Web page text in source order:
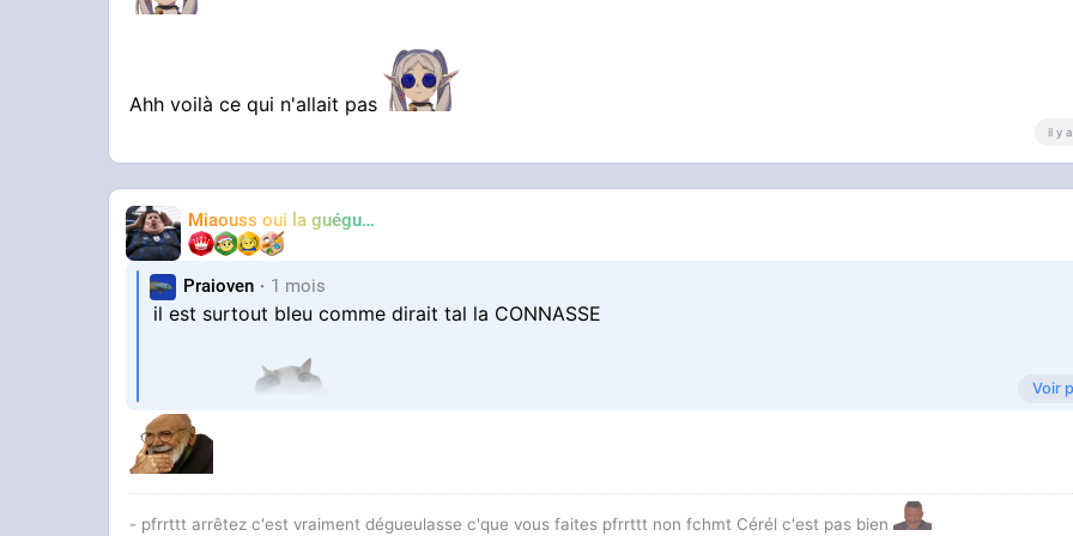
Ahh voilà ce qui n'allait pas
il y
Miaouss oui la guéguérre
Praioven 1 mois
il est surtout bleu comme dirait tal la CONNASSE
hein
Voir
- pfrrttt arrêtez c'est vraiment dégueulasse c'que vous faites pfrrttt non fchmt Cérél c'est pas bien